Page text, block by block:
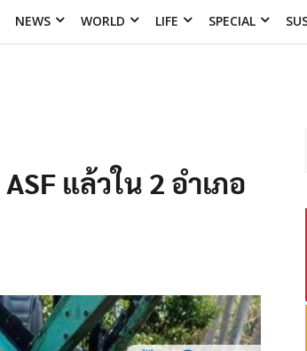
NEWS WORLD LIFE SPECIAL
แล้วใน 2 อำเภอ